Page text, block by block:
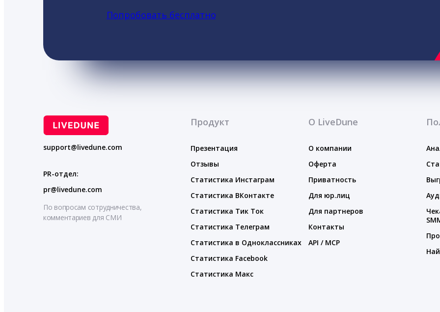
Попробовать бесплатно
support@livedune.com
PR-отдел:
pr@livedune.com
По вопросам сотрудничества,
комментариев для СМИ
Продукт
Презентация
Отзывы
Статистика Инстаграм
Статистика ВКонтакте
Статистика Тик Ток
Статистика Телеграм
Статистика в Одноклассниках
Статистика Facebook
Статистика Макс
О LiveDune
О компании
Оферта
Приватность
Для юр.лиц
Для партнеров
Контакты
API / MCP